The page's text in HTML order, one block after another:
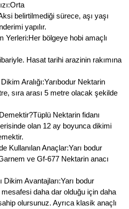
belirtilmediği sürece, aşı yaşı
yapılır.
Yerleri:Her bölgeye hobi amaçlı
Hasat tarihi arazinin rakımına
Aralığı:Yarıbodur Nektarin
sıra arası 5 metre olacak şekilde
Nektarin fidanı
olan 12 ay boyunca dikimi
Kullanılan Anaçlar:Yarı bodur
ve Gf-677 Nektarin anacı
Dikim Avantajları:Yarı bodur
daha dar olduğu için daha
olursunuz. Ayrıca klasik anaçlı